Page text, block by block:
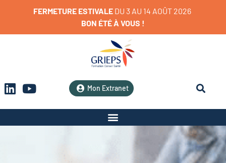
FERMETURE ESTIVALE DU 3 AU 14 AOÛT 2026
BON ÉTÉÀ VOUS !
Mon Extranet